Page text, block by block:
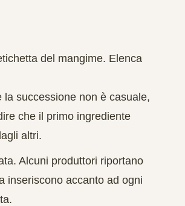
del mangime. Elenca
la successione non è casuale,
che il primo ingrediente
altri.
Alcuni produttori riportano
inseriscono accanto ad ogni